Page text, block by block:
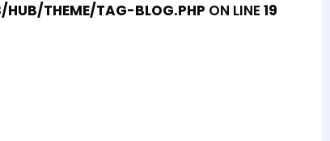
THEME/TAG-BLOG.PHP ON LINE 19